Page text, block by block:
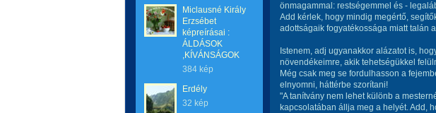
Miclausné Király
Erzsébet
képreírásai :
ÁLDÁSOK
,KÍVÁNSÁGOK
384 kép
Erdély
32 kép
önmagammal: restségemmel és -
Add kérlek, hogy mindig megértő,
adottságaik fogyatékossága miatt talán
Istenem, adj ugyanakkor alázatot is,
növendékeimre, akik tehetségükkel
Még csak meg se fordulhasson a
elnyomni, háttérbe szorítani!
"A tanítvány nem lehet különb a
kapcsolatában állja meg a helyét. Add,